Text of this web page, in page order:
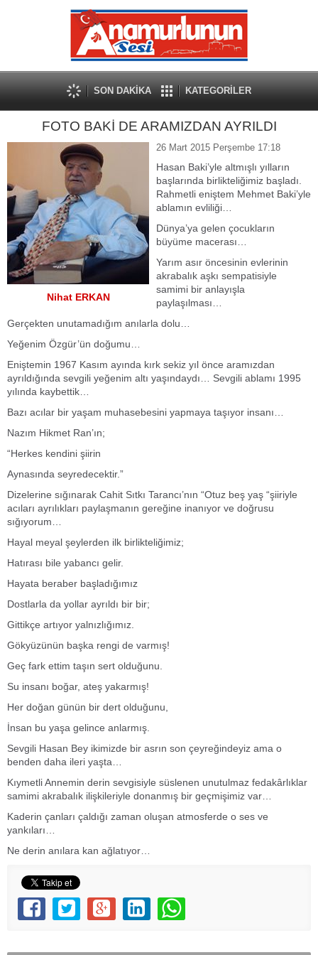
SON DAKİKA KATEGORİLER
FOTO BAKİ DE ARAMIZDAN AYRILDI
Nihat ERKAN
26 Mart 2015 Perşembe 17:18
Hasan Baki’yle altmışlı yılların
başlarında birlikteliğimiz başladı.
Rahmetli eniştem Mehmet Baki’yle
ablamın evliliği…
Dünya’ya gelen çocukların
büyüme macerası…
Yarım asır öncesinin evlerinin
akrabalık aşkı sempatisiyle
samimi bir anlayışla
paylaşılması…
Gerçekten unutamadığım anılarla dolu…
Yeğenim Özgür’ün doğumu…
Eniştemin 1967 Kasım ayında kırk sekiz yıl önce aramızdan
ayrıldığında sevgili yeğenim altı yaşındaydı… Sevgili ablamı 1995
yılında kaybettik…
Bazı acılar bir yaşam muhasebesini yapmaya taşıyor insanı…
Nazım Hikmet Ran’ın;
“Herkes kendini şiirin
Aynasında seyredecektir.”
Dizelerine sığınarak Cahit Sıtkı Tarancı’nın “Otuz beş yaş “şiiriyle
acıları ayrılıkları paylaşmanın gereğine inanıyor ve doğrusu
sığıyorum…
Hayal meyal şeylerden ilk birlikteliğimiz;
Hatırası bile yabancı gelir.
Hayata beraber başladığımız
Dostlarla da yollar ayrıldı bir bir;
Gittikçe artıyor yalnızlığımız.
Gökyüzünün başka rengi de varmış!
Geç fark ettim taşın sert olduğunu.
Su insanı boğar, ateş yakarmış!
Her doğan günün bir dert olduğunu,
İnsan bu yaşa gelince anlarmış.
Sevgili Hasan Bey ikimizde bir asrın son çeyreğindeyiz ama o
benden daha ileri yaşta…
Kıymetli Annemin derin sevgisiyle süslenen unutulmaz fedakârlıklar
samimi akrabalık ilişkileriyle donanmış bir geçmişimiz var…
Kaderin çanları çaldığı zaman oluşan atmosferde o ses ve
yankıları…
Ne derin anılara kan ağlatıyor…